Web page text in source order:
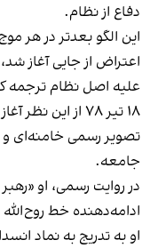
دفاع از نظام.
این الگو بعدتر در هر
اعتراض از جایی آغاز
علیه اصل نظام ترجمه
۱۸ تیر ۷۸ از
تصویر رسمی خامنه‌ای
جامعه.
در روایت رسمی، او
ادامه‌دهنده خط
او به تدریج به نماد